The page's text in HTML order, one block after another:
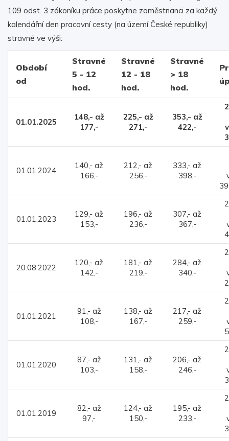
109 odst. 3 zákoníku práce poskytne zaměstnanci za každý
kalendářní den pracovní cesty (na území České republiky)
stravné ve výši:
Období
od
Stravné
5 - 12
hod.
Stravné
12 - 18
hod.
Stravné
> 18
hod.
01.01.2025
148,- až
177,-
225,- až
271,-
353,- až
422,-
01.01.2024
140,- až
166,-
212,- až
256,-
333,- až
398,-
01.01.2023
129,- až
153,-
196,- až
236,-
307,- až
367,-
20.08.2022
120,- až
142,-
181,- až
219,-
284,- až
340,-
01.01.2021
91,- až
108,-
138,- až
167,-
217,- až
259,-
01.01.2020
87,- až
103,-
131,- až
158,-
206,- až
246,-
01.01.2019
82,- až
97,-
124,- až
150,-
195,- až
233,-